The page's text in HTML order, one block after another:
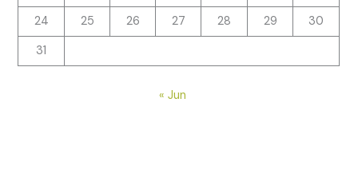
24
25 26 27 28 29
30
31
« Jun